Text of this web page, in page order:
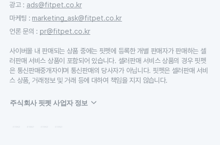
광고: ads@fitpet.co.kr
마케팅 : marketing_ask@fitpet.co.kr
언론 문의 : pr@fitpet.co.kr
사이버몰 내 판매되는 상품 중에는 핏펫에 등록한 개별 판매자가 판매하는 셀
러판매 서비스 상품이 포함되어 있습니다. 셀러판매 서비스 상품의 경우 핏펫
은 통신판매중개자이며 통신판매의 당사자가 아닙니다. 핏펫은 셀러판매 서비
스 상품, 거래정보 및 거래 등에 대하여 책임을 지지 않습니다.
주식회사 핏펫 사업자 정보